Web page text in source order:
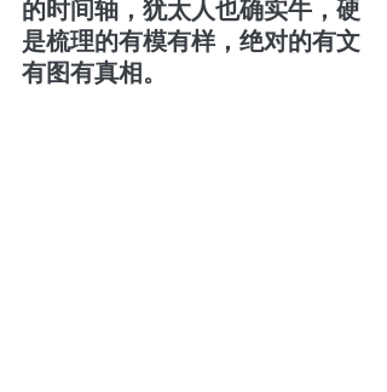
的时间轴，犹太人也确实牛，硬
是梳理的有模有样，绝对的有文
有图有真相。